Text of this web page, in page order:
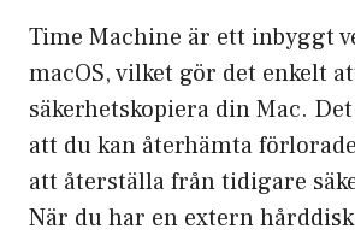
Time Machine är ett inbyggt
macOS, vilket gör det enkelt
säkerhetskopiera din Mac.
att du kan återhämta
att återställa från tidigare
När du har en extern